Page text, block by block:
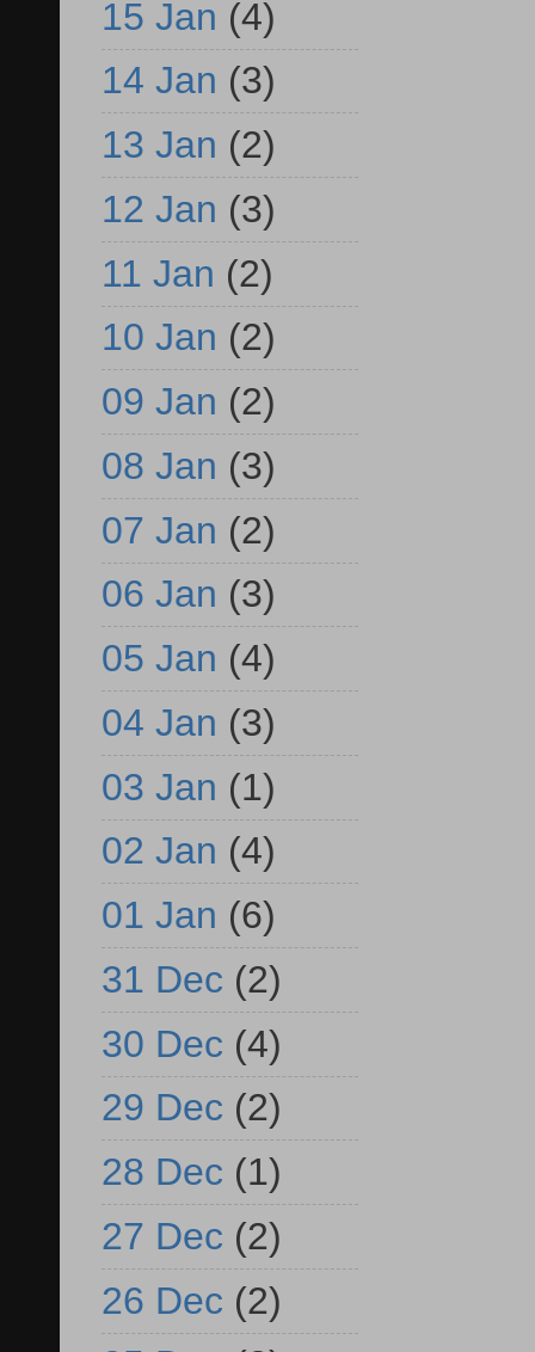
15 Jan (4)
14 Jan (3)
13 Jan (2)
12 Jan (3)
11 Jan (2)
10 Jan (2)
09 Jan (2)
08 Jan (3)
07 Jan (2)
06 Jan (3)
05 Jan (4)
04 Jan (3)
03 Jan (1)
02 Jan (4)
01 Jan (6)
31 Dec (2)
30 Dec (4)
29 Dec (2)
28 Dec (1)
27 Dec (2)
26 Dec (2)